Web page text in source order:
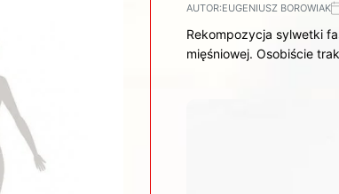
AUTOR:EUGENIUSZ BOROWIAK
Rekompozycja sylwetki
mięśniowej. Osobiście